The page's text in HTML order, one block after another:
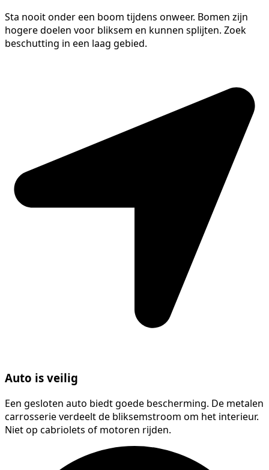
Sta nooit onder een boom tijdens onweer. Bomen zijn
hogere doelen voor bliksem en kunnen splijten. Zoek
beschutting in een laag gebied.
Auto is veilig
Een gesloten auto biedt goede bescherming. De metalen
carrosserie verdeelt de bliksemstroom om het interieur.
Niet op cabriolets of motoren rijden.